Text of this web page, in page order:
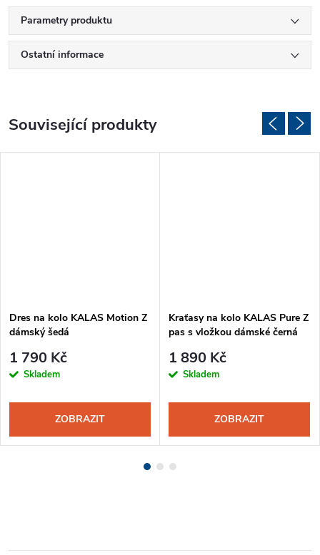
Parametry produktu
Ostatní informace
Související produkty
Dres na kolo KALAS Motion Z
dámský šedá
1 790 Kč
Skladem
ZOBRAZIT
Kraťasy na kolo KALAS Pure Z
pas s vložkou dámské černá
1 890 Kč
Skladem
ZOBRAZIT